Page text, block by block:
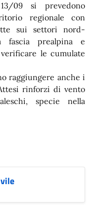
09 si prevedono
regionale con
sui settori nord-
prealpina e
le cumulate
raggiungere anche i
rinforzi di vento
specie nella